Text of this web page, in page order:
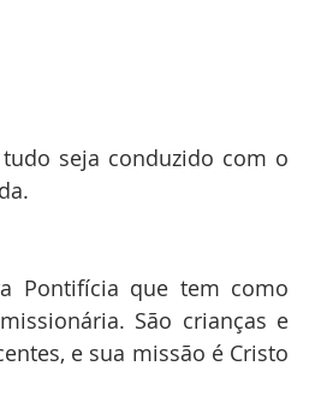
seja conduzido com o
Pontifícia que tem como
São crianças e
e sua missão é Cristo